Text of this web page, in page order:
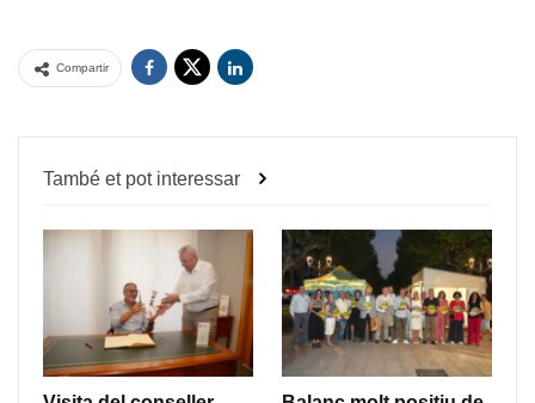
Compartir
També et pot interessar